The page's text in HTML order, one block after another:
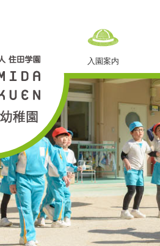
リ
ー
①
ブ
ロ
グ Page
11
|
入園案内